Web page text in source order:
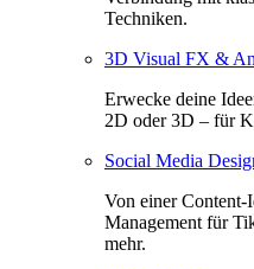
Techniken.
3D Visual FX &
Erwecke deine
2D oder 3D – für
Social Media
Von einer
Management für
mehr.